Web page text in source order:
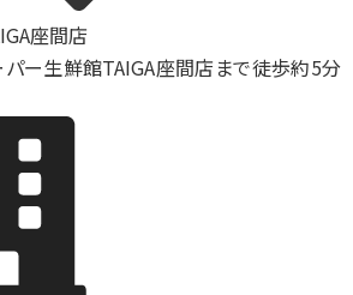
パー生鮮館TAIGA座間店まで徒歩約5分